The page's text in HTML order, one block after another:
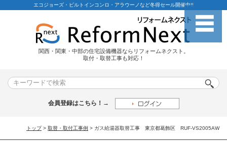
エコジョーズ・ビルトインコンロ・アラウーノなど冬得セール開催中!!
関西・関東・中部の住宅設備機器ならリフォームネクスト。
取付・取替工事も対応！
会員登録はこちら！→
トップ > 取替・取付工事例 > ガス給湯器取替工事 東京都葛飾区 RUF-VS2005AW